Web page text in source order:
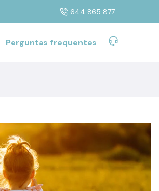
644 865 877
Perguntas frequentes